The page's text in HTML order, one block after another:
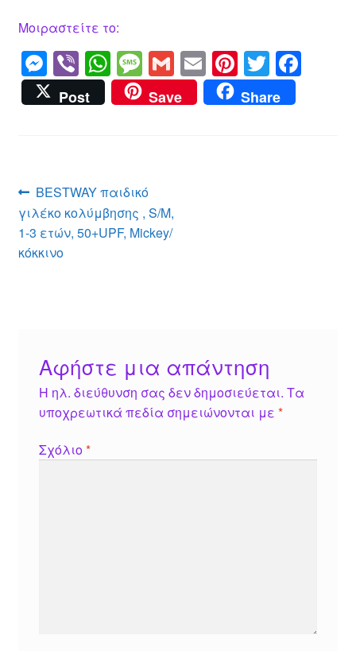
Μοιραστείτε το:
M
e
ss
g
er
Vi
b
er
W
h
at
p
p
M
e
ss
e
G
m
ail
E
m
ail
Pi
nt
er
T
wi
tt
F
Post Save Share
Πλοήγηση
άρθρων
Προηγούμενο
άρθρο:
BESTWAY παιδικό
γιλέκο κολύμβησης , S/M,
1-3 ετών, 50+UPF, Mickey/
κόκκινο
Αφήστε μια απάντηση
Η ηλ. διεύθυνση σας δεν δημοσιεύεται. Τα
υποχρεωτικά πεδία σημειώνονται με *
Σχόλιο*